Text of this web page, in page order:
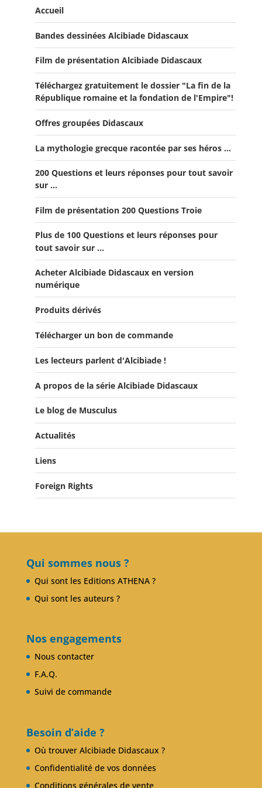
Accueil
Bandes dessinées Alcibiade Didascaux
Film de présentation Alcibiade Didascaux
Téléchargez gratuitement le dossier "La fin de la
République romaine et la fondation de l'Empire"!
Offres groupées Didascaux
Offre "Tout savoir sur la guerre de Troie!"
Offre Spéciale Moyen Âge
Offre 5 volumes + cadeau
Offre Spéciale Latinistes
Offre Spéciale “De la fin de la République romaine à la
fondation de l’Empire”
Offre Collection complète Alcibiade Didascaux
La mythologie grecque racontée par ses héros ...
200 Questions et leurs réponses pour tout savoir
sur ...
Film de présentation 200 Questions Troie
Plus de 100 Questions et leurs réponses pour
tout savoir sur ...
Acheter Alcibiade Didascaux en version
numérique
Produits dérivés
Télécharger un bon de commande
Les lecteurs parlent d'Alcibiade !
Les lecteurs en parlent - Livre d'0r
Flipbook Exposé Alcibiade Didascaux
A propos de la série Alcibiade Didascaux
Le blog de Musculus
Actualités
Actualités
Salons du Livre
Club Alcibiade Didascaux
Forum enseignants
Liens
Foreign Rights
Qui sommes nous ?
Qui sont les Editions ATHENA ?
Qui sont les auteurs ?
Nos engagements
Nous contacter
F.A.Q.
Suivi de commande
Besoin d’aide ?
Où trouver Alcibiade Didascaux ?
Confidentialité de vos données
Conditions générales de vente